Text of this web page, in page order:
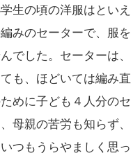
生の頃の洋服はといえ
みのセーターで、服を
でした。セーターは、
も、ほどいては編み直
めに子ども４人分のセ
母親の苦労も知らず、
つもうらやましく思っ